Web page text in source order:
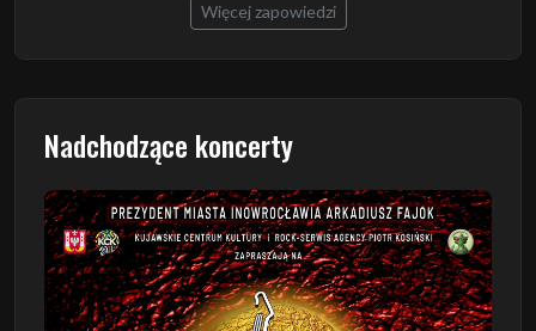
Więcej zapowiedzi
Nadchodzące koncerty